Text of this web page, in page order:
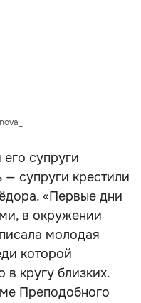
супруги
супруги крестили
«Первые дни
в окружении
молодая
которой
в кругу близких.
Преподобного